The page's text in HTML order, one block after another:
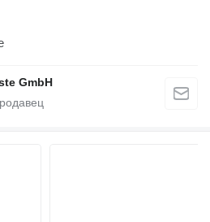
GmbH